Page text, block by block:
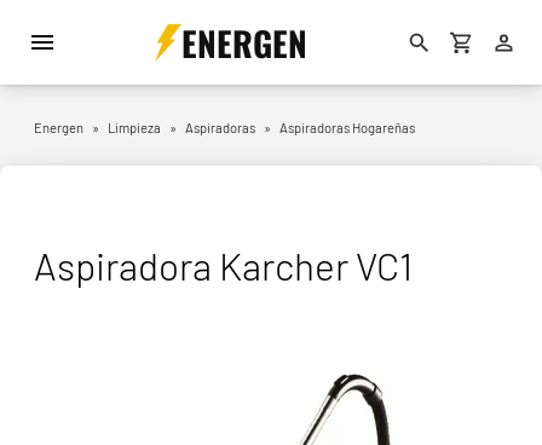
ENERGEN
Energen » Limpieza » Aspiradoras » Aspiradoras Hogareñas
Aspiradora Karcher VC1